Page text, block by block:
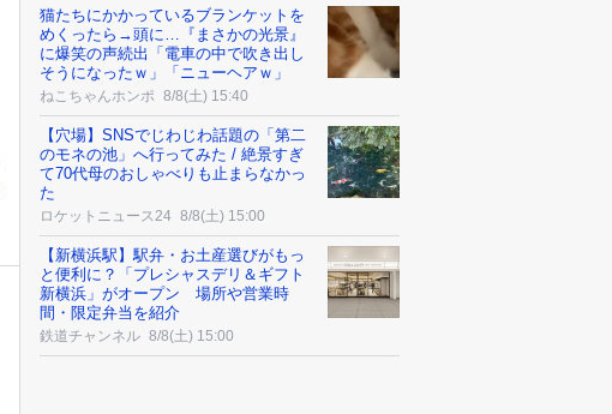
猫たちにかかっているブランケットを
めくったら→頭に…『まさかの光景』
に爆笑の声続出「電車の中で吹き出し
そうになったｗ」「ニューヘアｗ」
ねこちゃんホンポ 8/8(土) 15:40
【穴場】SNSでじわじわ話題の「第二
のモネの池」へ行ってみた / 絶景すぎ
て70代母のおしゃべりも止まらなかっ
た
ロケットニュース24 8/8(土) 15:00
【新横浜駅】駅弁・お土産選びがもっ
と便利に？「プレシャスデリ＆ギフト
新横浜」がオープン 場所や営業時
間・限定弁当を紹介
鉄道チャンネル 8/8(土) 15:00